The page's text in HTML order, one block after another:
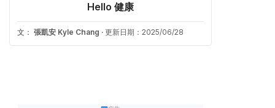
Hello 健康
文： 張凱安 Kyle Chang · 更新日期：2025/06/28